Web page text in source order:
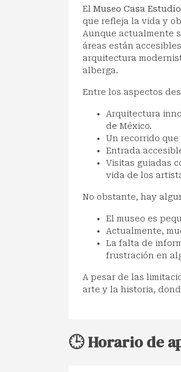
El Museo Casa
que refleja la vida y
Aunque actualmente
áreas están
arquitectura
alberga.
Entre los aspectos
Arquitectura
de México.
Un recorrido
Entrada
Visitas guiadas
vida de los
No obstante, hay
El museo es
Actualmente,
La falta de
frustración en
A pesar de las
arte y la historia,
🕒 Horario de